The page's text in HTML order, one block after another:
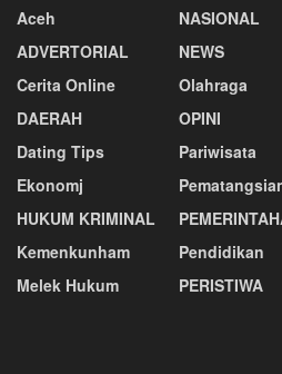
Aceh
ADVERTORIAL
Cerita Online
DAERAH
Dating Tips
Ekonomj
HUKUM KRIMINAL
Kemenkunham
Melek Hukum
NASIONAL
NEWS
Olahraga
OPINI
Pariwisata
Pendidikan
PERISTIWA